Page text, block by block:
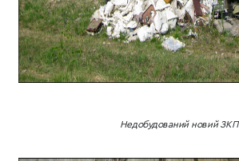
Недобудований новий ЗКП